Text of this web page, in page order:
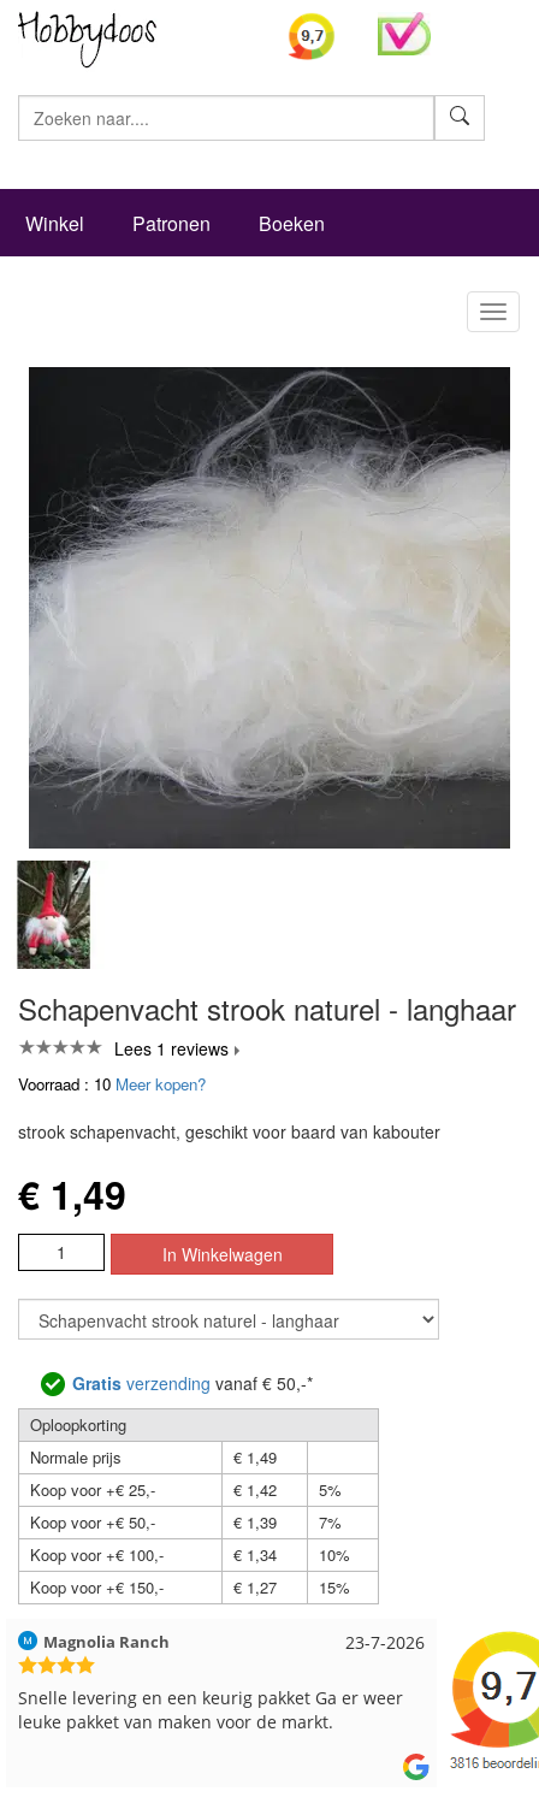
Winkel Patronen Boeken
Schapenvacht strook naturel - langhaar
Lees 1 reviews
Voorraad : 10 Meer kopen?
strook schapenvacht, geschikt voor baard van kabouter
€ 1,49
Gratis verzending vanaf € 50,-*
Oploopkorting
Normale prijs
€ 1,49
Koop voor +€ 25,-
€ 1,42
5%
Koop voor +€ 50,-
€ 1,39
7%
Koop voor +€ 100,-
€ 1,34
10%
Koop voor +€ 150,-
€ 1,27 15%
17-7-2026
Hilde uit Loyers
Reeds meerdere keren breigaren en breinaalden
besteld, altijd heel tevreden over de service.
Loes uit
Snelle